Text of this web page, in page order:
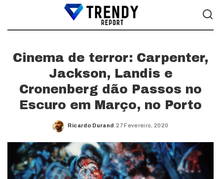
Cinema de terror: Carpenter,
Jackson, Landis e
Cronenberg dão Passos no
Escuro em Março, no Porto
Posted
Ricardo Durand 27 Fevereiro, 2020